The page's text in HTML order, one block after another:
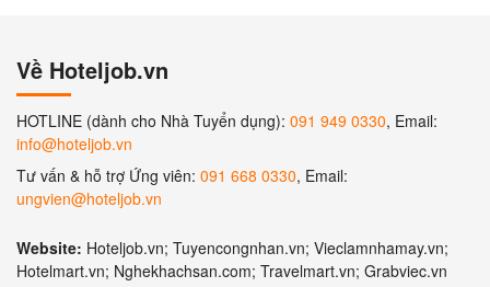
Về Hoteljob.vn
HOTLINE (dành cho Nhà Tuyển dụng): 091 949 0330, Email:
info@hoteljob.vn
Tư vấn & hỗ trợ Ứng viên: 091 668 0330, Email:
ungvien@hoteljob.vn
Website: Hoteljob.vn; Tuyencongnhan.vn; Vieclamnhamay.vn;
Hotelmart.vn; Nghekhachsan.com; Travelmart.vn; Grabviec.vn